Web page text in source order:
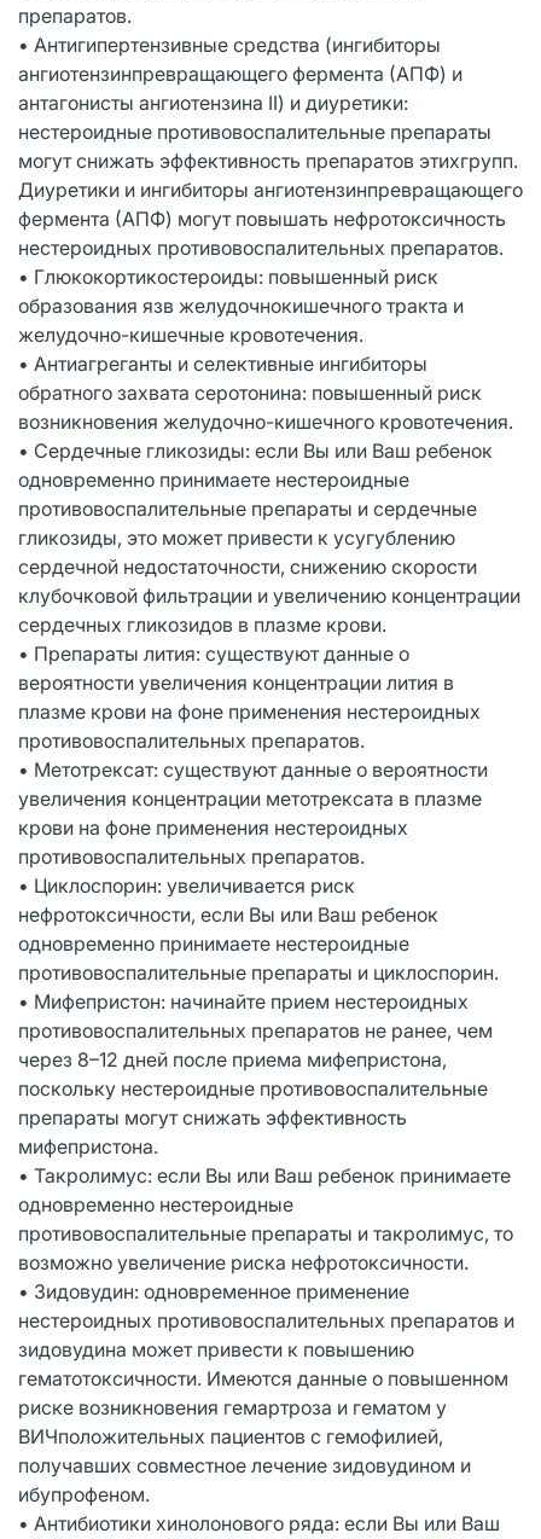
препаратов.
• Антигипертензивные средства (ингибиторы
ангиотензинпревращающего фермента (АПФ) и
антагонисты ангиотензина II) и диуретики:
нестероидные противовоспалительные препараты
могут снижать эффективность препаратов этихгрупп.
Диуретики и ингибиторы ангиотензинпревращающего
фермента (АПФ) могут повышать нефротоксичность
нестероидных противовоспалительных препаратов.
• Глюкокортикостероиды: повышенный риск
образования язв желудочнокишечного тракта и
желудочно-кишечные кровотечения.
• Антиагреганты и селективные ингибиторы
обратного захвата серотонина: повышенный риск
возникновения желудочно-кишечного кровотечения.
• Сердечные гликозиды: если Вы или Ваш ребенок
одновременно принимаете нестероидные
противовоспалительные препараты и сердечные
гликозиды, это может привести к усугублению
сердечной недостаточности, снижению скорости
клубочковой фильтрации и увеличению концентрации
сердечных гликозидов в плазме крови.
• Препараты лития: существуют данные о
вероятности увеличения концентрации лития в
плазме крови на фоне применения нестероидных
противовоспалительных препаратов.
• Метотрексат: существуют данные о вероятности
увеличения концентрации метотрексата в плазме
крови на фоне применения нестероидных
противовоспалительных препаратов.
• Циклоспорин: увеличивается риск
нефротоксичности, если Вы или Ваш ребенок
одновременно принимаете нестероидные
противовоспалительные препараты и циклоспорин.
• Мифепристон: начинайте прием нестероидных
противовоспалительных препаратов не ранее, чем
через 8–12 дней после приема мифепристона,
поскольку нестероидные противовоспалительные
препараты могут снижать эффективность
мифепристона.
• Такролимус: если Вы или Ваш ребенок принимаете
одновременно нестероидные
противовоспалительные препараты и такролимус, то
возможно увеличение риска нефротоксичности.
• Зидовудин: одновременное применение
нестероидных противовоспалительных препаратов и
зидовудина может привести к повышению
гематотоксичности. Имеются данные о повышенном
риске возникновения гемартроза и гематом у
ВИЧположительных пациентов с гемофилией,
получавших совместное лечение зидовудином и
ибупрофеном.
• Антибиотики хинолонового ряда: если Вы или Ваш